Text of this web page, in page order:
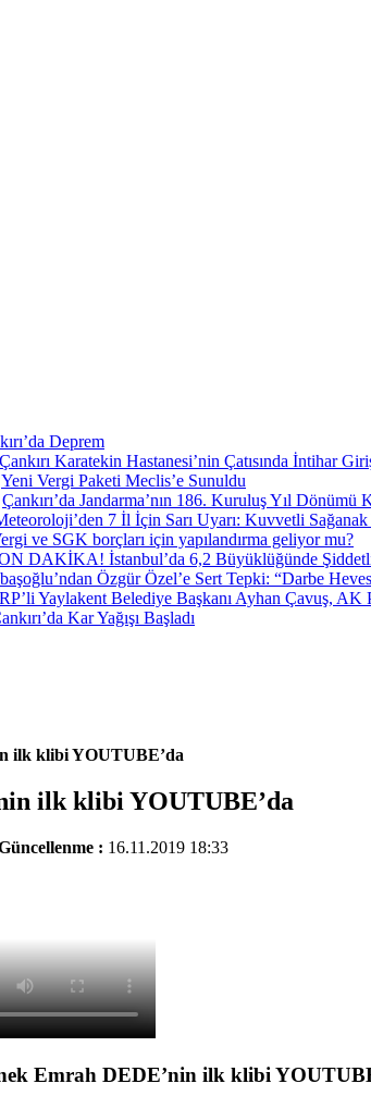
Deprem
Çankırı Karatekin Hastanesi’nin Çatısında İntihar
Yeni Vergi Paketi Meclis’e Sunuldu
Çankırı’da Jandarma’nın 186. Kuruluş Yıl Dönümü
7 İl İçin Sarı Uyarı: Kuvvetli Sağanak
ve SGK borçları için yapılandırma geliyor mu?
DAKİKA! İstanbul’da 6,2 Büyüklüğünde
Özgür Özel’e Sert Tepki: “Darbe
Yaylakent Belediye Başkanı Ayhan Çavuş, AK
Kar Yağışı Başladı
ilk klibi YOUTUBE’da
ilk klibi YOUTUBE’da
: 16.11.2019 18:33
Emrah DEDE’nin ilk klibi